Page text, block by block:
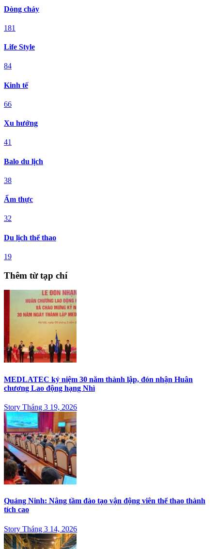
Dòng chảy
181
Life Style
84
Kinh tế
66
Xu hướng
41
Balo du lịch
38
Ẩm thực
32
Du lịch thể thao
19
Thêm từ tạp chí
MEDLATEC kỷ niệm 30 năm thành lập, đón nhận Huân
chương Lao động hạng Nhì
Story Tháng 3 19, 2026
Quảng Ninh: Nâng tầm đào tạo vận động viên thể thao thành
tích cao
Story Tháng 3 14, 2026